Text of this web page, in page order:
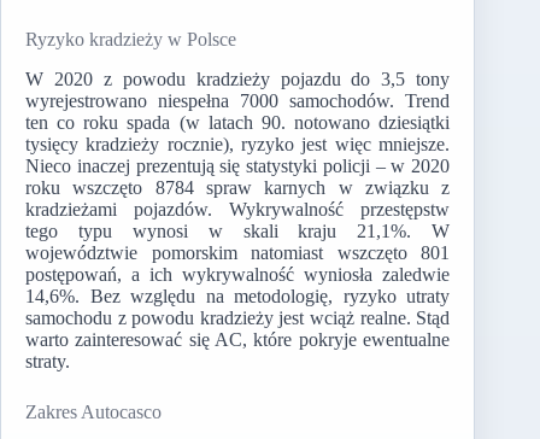
Ryzyko kradzieży w Polsce
W 2020 z powodu kradzieży pojazdu do 3,5 tony
wyrejestrowano niespełna 7000 samochodów. Trend
ten co roku spada (w latach 90. notowano dziesiątki
tysięcy kradzieży rocznie), ryzyko jest więc mniejsze.
Nieco inaczej prezentują się statystyki policji – w 2020
roku wszczęto 8784 spraw karnych w związku z
kradzieżami pojazdów. Wykrywalność przestępstw
tego typu wynosi w skali kraju 21,1%. W
województwie pomorskim natomiast wszczęto 801
postępowań, a ich wykrywalność wyniosła zaledwie
14,6%. Bez względu na metodologię, ryzyko utraty
samochodu z powodu kradzieży jest wciąż realne. Stąd
warto zainteresować się AC, które pokryje ewentualne
straty.
Zakres Autocasco